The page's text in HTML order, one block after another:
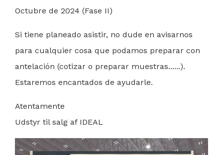
Octubre de 2024 (Fase II)
Si tiene planeado asistir, no dude en avisarnos
para cualquier cosa que podamos preparar con
antelación (cotizar o preparar muestras......).
Estaremos encantados de ayudarle.
Atentamente
Udstyr til salg af IDEAL